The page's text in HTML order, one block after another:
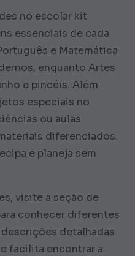
no escolar kit
essenciais de cada
e Matemática
enquanto Artes
e pincéis. Além
especiais no
ou aulas
diferenciados.
e planeja sem
visite a seção de
conhecer diferentes
detalhadas
facilita encontrar a